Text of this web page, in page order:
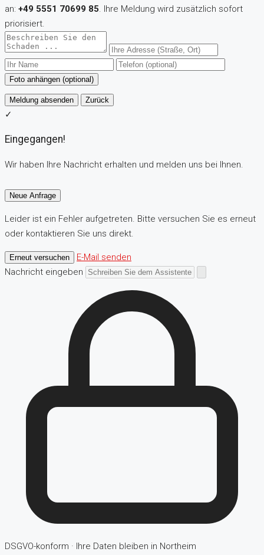
an: +49 5551 70699 85. Ihre Meldung wird zusätzlich sofort
priorisiert.
Foto anhängen (optional)
Meldung absenden Zurück
✓
Eingegangen!
Wir haben Ihre Nachricht erhalten und melden uns bei Ihnen.
Neue Anfrage
Leider ist ein Fehler aufgetreten. Bitte versuchen Sie es erneut
oder kontaktieren Sie uns direkt.
Erneut versuchen
E-Mail senden
Nachricht eingeben
DSGVO-konform · Ihre Daten bleiben in Northeim